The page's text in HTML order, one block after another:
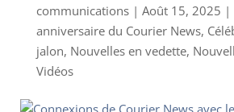
communications| Août 15, 2025 |
anniversaire du Courier News,
jalon, Nouvelles en vedette,
Vidéos